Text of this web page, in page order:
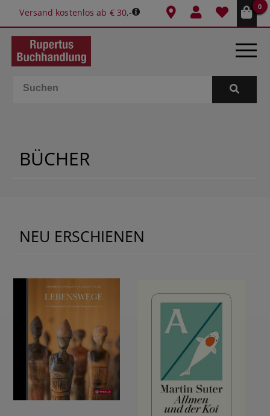
Versand kostenlos ab € 30,-
0
BÜCHER
SPIELE
SCHULE & BÜRO
BÜCHER
NEU ERSCHIENEN